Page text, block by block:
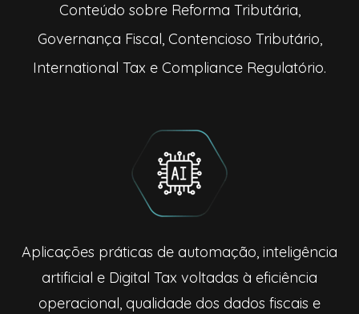
Conteúdo sobre Reforma Tributária,
Governança Fiscal, Contencioso Tributário,
International Tax e Compliance Regulatório.
Aplicações práticas de automação, inteligência
artificial e Digital Tax voltadas à eficiência
operacional, qualidade dos dados fiscais e